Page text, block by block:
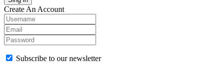
Create An Account
Subscribe to our newsletter